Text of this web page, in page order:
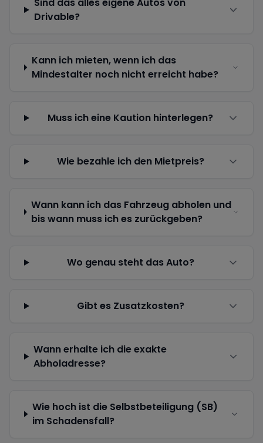
Drivable?
Kann ich mieten, wenn ich das
Mindestalter noch nicht erreicht habe?
Muss ich eine Kaution hinterlegen?
Wie bezahle ich den Mietpreis?
Wann kann ich das Fahrzeug abholen und
bis wann muss ich es zurückgeben?
Wo genau steht das Auto?
Gibt es Zusatzkosten?
Wann erhalte ich die exakte
Abholadresse?
Wie hoch ist die Selbstbeteiligung (SB)
im Schadensfall?